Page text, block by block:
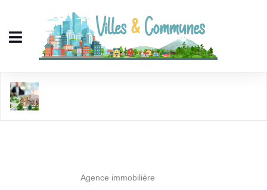
Agence immobilière